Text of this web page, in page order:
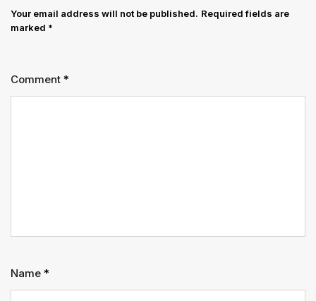
Your email address will not be published. Required fields are
marked *
Comment *
Name *